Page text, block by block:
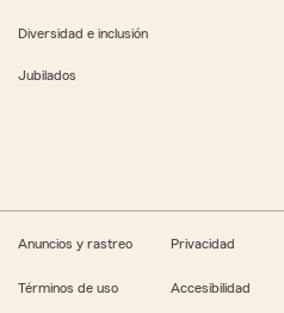
Diversidad e inclusión
Jubilados
Anuncios y rastreo Privacidad
Términos de uso Accesibilidad